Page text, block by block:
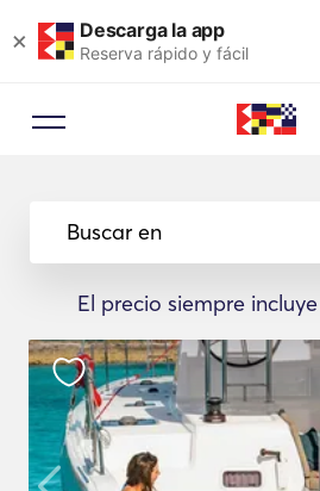
× Descarga la app
Reserva rápido y fácil
Buscar en
El precio siempre